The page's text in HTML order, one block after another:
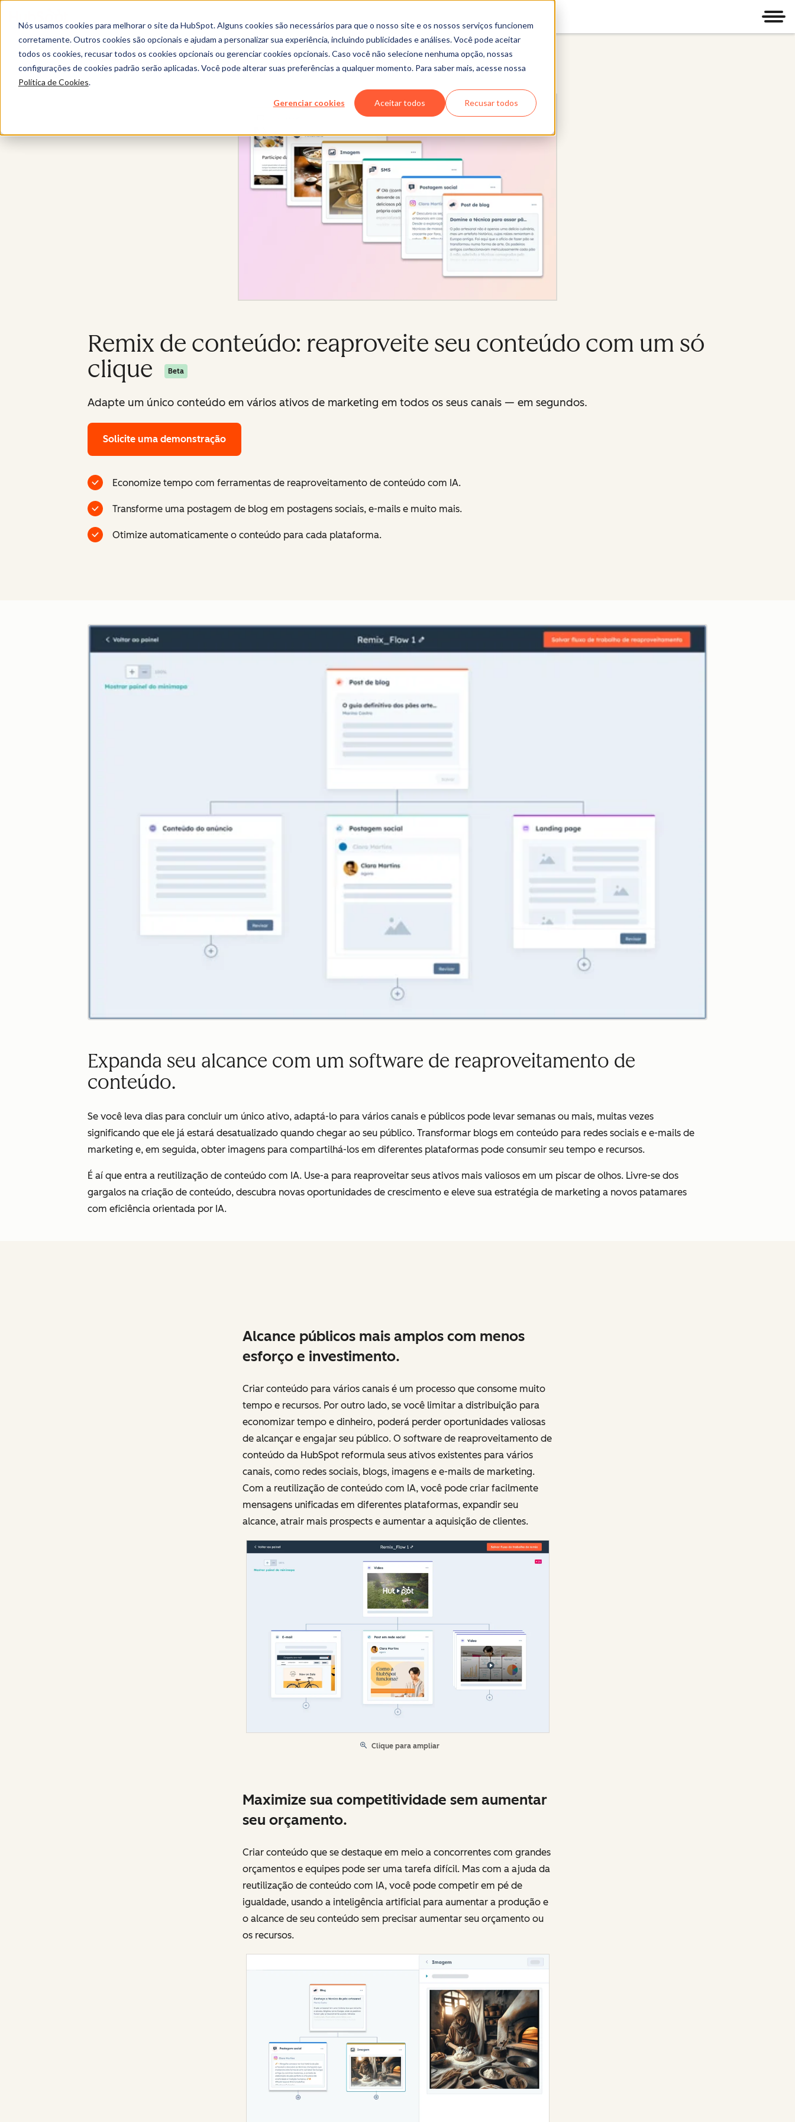
Nós usamos cookies para melhorar o site da HubSpot. Alguns cookies são necessários para que o nosso site e os nossos serviços funcionem
corretamente. Outros cookies são opcionais e ajudam a personalizar sua experiência, incluindo publicidades e análises. Você pode aceitar
todos os cookies, recusar todos os cookies opcionais ou gerenciar cookies opcionais. Caso você não selecione nenhuma opção, nossas
configurações de cookies padrão serão aplicadas. Você pode alterar suas preferências a qualquer momento. Para saber mais, acesse nossa
Política de Cookies.
Gerenciar cookies Aceitar todos Recusar todos
Content Hub
Remix de conteúdo: reaproveite seu conteúdo com um só
clique
Beta
Adapte um único conteúdo em vários ativos de marketing em todos os seus canais — em segundos.
Solicite uma demonstração
Economize tempo com ferramentas de reaproveitamento de conteúdo com IA.
Transforme uma postagem de blog em postagens sociais, e-mails e muito mais.
Otimize automaticamente o conteúdo para cada plataforma.
Expanda seu alcance com um software de reaproveitamento de
conteúdo.
Se você leva dias para concluir um único ativo, adaptá-lo para vários canais e públicos pode levar semanas ou mais, muitas vezes
significando que ele já estará desatualizado quando chegar ao seu público. Transformar blogs em conteúdo para redes sociais e e-mails de
marketing e, em seguida, obter imagens para compartilhá-los em diferentes plataformas pode consumir seu tempo e recursos.
É aí que entra a reutilização de conteúdo com IA. Use-a para reaproveitar seus ativos mais valiosos em um piscar de olhos. Livre-se dos
gargalos na criação de conteúdo, descubra novas oportunidades de crescimento e eleve sua estratégia de marketing a novos patamares
com eficiência orientada por IA.
Alcance públicos mais amplos com menos
esforço e investimento.
Criar conteúdo para vários canais é um processo que consome muito
tempo e recursos. Por outro lado, se você limitar a distribuição para
economizar tempo e dinheiro, poderá perder oportunidades valiosas
de alcançar e engajar seu público. O software de reaproveitamento de
conteúdo da HubSpot reformula seus ativos existentes para vários
canais, como redes sociais, blogs, imagens e e-mails de marketing.
Com a reutilização de conteúdo com IA, você pode criar facilmente
mensagens unificadas em diferentes plataformas, expandir seu
alcance, atrair mais prospects e aumentar a aquisição de clientes.
Clique para ampliar
Maximize sua competitividade sem aumentar
seu orçamento.
Criar conteúdo que se destaque em meio a concorrentes com grandes
orçamentos e equipes pode ser uma tarefa difícil. Mas com a ajuda da
reutilização de conteúdo com IA, você pode competir em pé de
igualdade, usando a inteligência artificial para aumentar a produção e
o alcance de seu conteúdo sem precisar aumentar seu orçamento ou
os recursos.